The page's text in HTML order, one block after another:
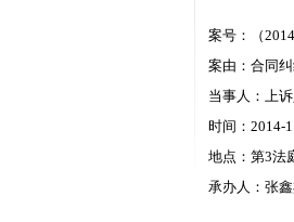
案号：（
案由：合同
当事人：上
时间：2014-
地点：第3法
承办人：张